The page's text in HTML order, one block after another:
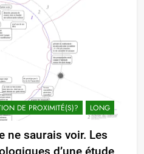
DE PROXIMITÉ(S)? LONG
ne saurais voir. Les